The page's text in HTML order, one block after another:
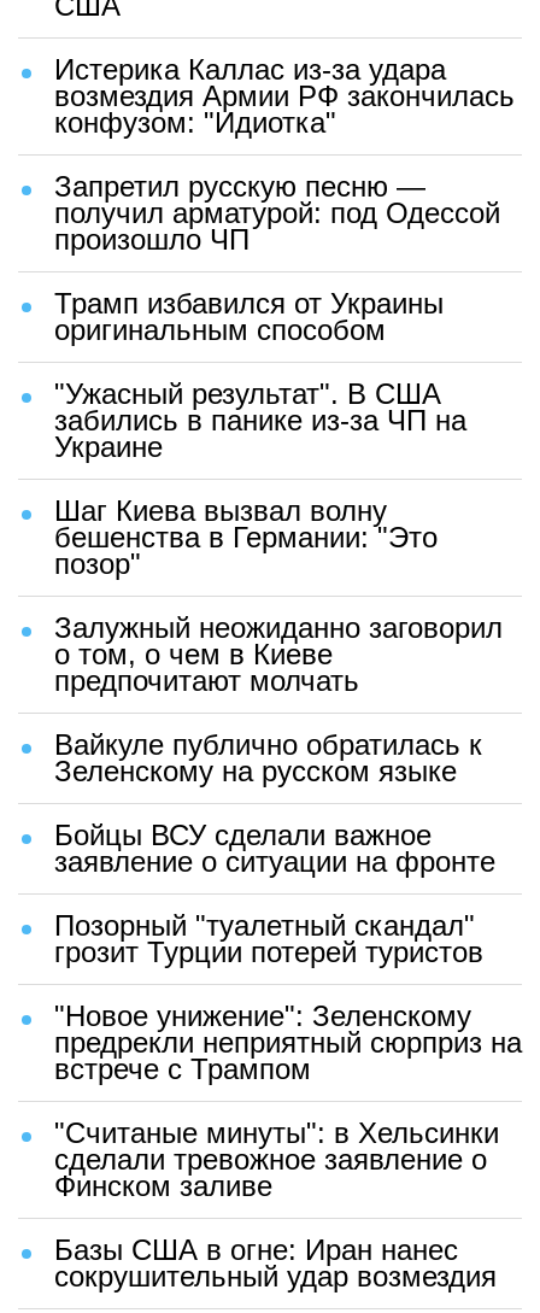
Истерика Каллас из-за удара
возмездия Армии РФ закончилась
конфузом: "Идиотка"
Запретил русскую песню —
получил арматурой: под Одессой
произошло ЧП
Трамп избавился от Украины
оригинальным способом
"Ужасный результат". В США
забились в панике из-за ЧП на
Украине
Шаг Киева вызвал волну
бешенства в Германии: "Это
позор"
Залужный неожиданно заговорил
о том, о чем в Киеве
предпочитают молчать
Вайкуле публично обратилась к
Зеленскому на русском языке
Бойцы ВСУ сделали важное
заявление о ситуации на фронте
Позорный "туалетный скандал"
грозит Турции потерей туристов
"Новое унижение": Зеленскому
предрекли неприятный сюрприз на
встрече с Трампом
"Считаные минуты": в Хельсинки
сделали тревожное заявление о
Финском заливе
Базы США в огне: Иран нанес
сокрушительный удар возмездия